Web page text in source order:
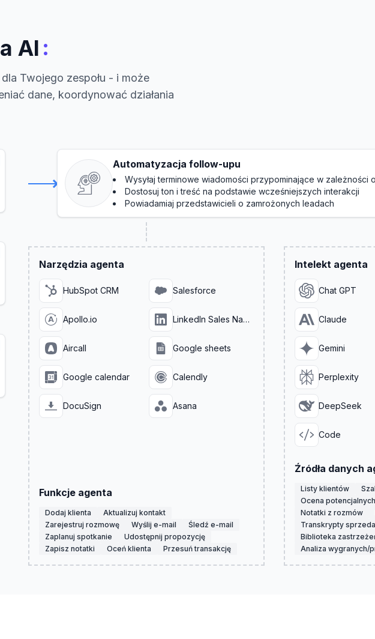
AI :
Twojego zespołu - i może
dane, koordynować działania
Automatyzacja follow-upu
Wysyłaj terminowe wiadomości przypominające w zależności
Dostosuj ton i treść na podstawie wcześniejszych interakcji
Powiadamiaj przedstawicieli o zamrożonych leadach
Narzędzia agenta
HubSpot CRM Salesforce
Apollo.io LinkedIn Sales Navigator
Aircall Google sheets
Google calendar Calendly
DocuSign Asana
Funkcje agenta
Dodaj klienta
Aktualizuj kontakt
Zarejestruj rozmowę
Wyślij e-mail
Śledź e-mail
Zaplanuj spotkanie
Udostępnij propozycję
Zapisz notatki
Oceń klienta Przesuń transakcję
Intelekt agenta
Chat GPT
Claude
Gemini
Perplexity
DeepSeek
Code
Źródła danych
Listy klientów
Ocena
Notatki z rozmów
Transkrypty
Biblioteka
Analiza wygranych/